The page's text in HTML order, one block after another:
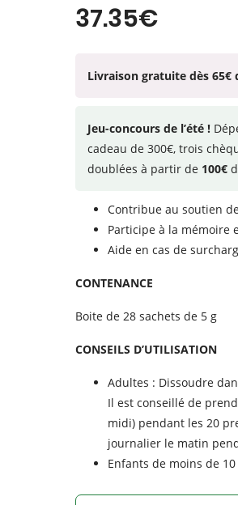
notation
client
37.35€
Livraison gratuite dès 65€
Jeu-concours de l’été !
cadeau de 300€, trois
doublées à partir de 100€
Contribue au soutien
Participe à la mémoire
Aide en cas de
CONTENANCE
Boite de 28 sachets de 5 g
CONSEILS D’UTILISATION
Adultes : Dissoudre
Il est conseillé de
midi) pendant les 20
journalier le matin
Enfants de moins de